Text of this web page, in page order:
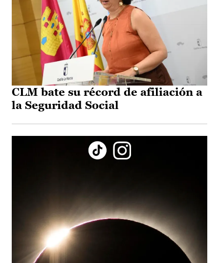
CLM bate su récord de afiliación a
la Seguridad Social